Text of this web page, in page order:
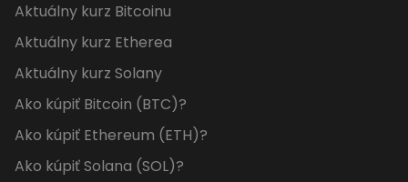
Aktuálny kurz Bitcoinu
Aktuálny kurz Etherea
Aktuálny kurz Solany
Ako kúpiť Bitcoin (BTC)?
Ako kúpiť Ethereum (ETH)?
Ako kúpiť Solana (SOL)?